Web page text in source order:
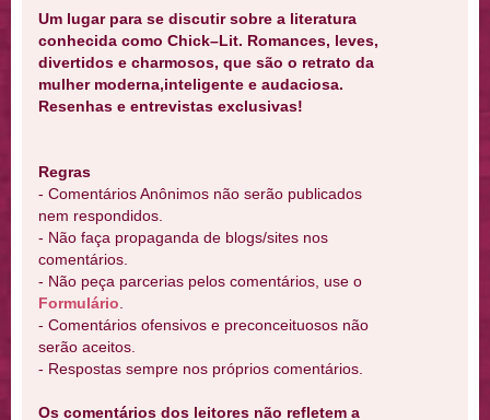
Um lugar para se discutir sobre a literatura
conhecida como Chick–Lit. Romances, leves,
divertidos e charmosos, que são o retrato da
mulher moderna,inteligente e audaciosa.
Resenhas e entrevistas exclusivas!
Regras
- Comentários Anônimos não serão publicados
nem respondidos.
- Não faça propaganda de blogs/sites nos
comentários.
- Não peça parcerias pelos comentários, use o
Formulário
- Comentários ofensivos e preconceituosos não
serão aceitos.
- Respostas sempre nos próprios comentários.
Os comentários dos leitores não refletem a